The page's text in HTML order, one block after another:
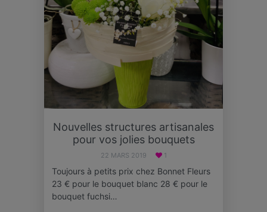
Nouvelles structures artisanales
pour vos jolies bouquets
22 MARS 2019 1
Toujours à petits prix chez Bonnet Fleurs
23 € pour le bouquet blanc 28 € pour le
bouquet fuchsi…